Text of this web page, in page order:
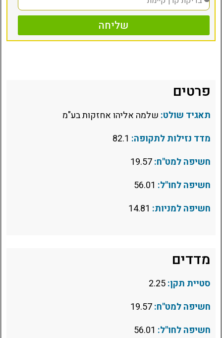
שליחה
פרטים
תאגיד שולט: שלמה אליהו אחזקות בע"מ
מדד נזילות לתקופה:
חשיפה למט"ח:
חשיפה לחו"ל:
חשיפה למניות:
מדדים
סטיית תקן:
חשיפה למט"ח:
חשיפה לחו"ל: